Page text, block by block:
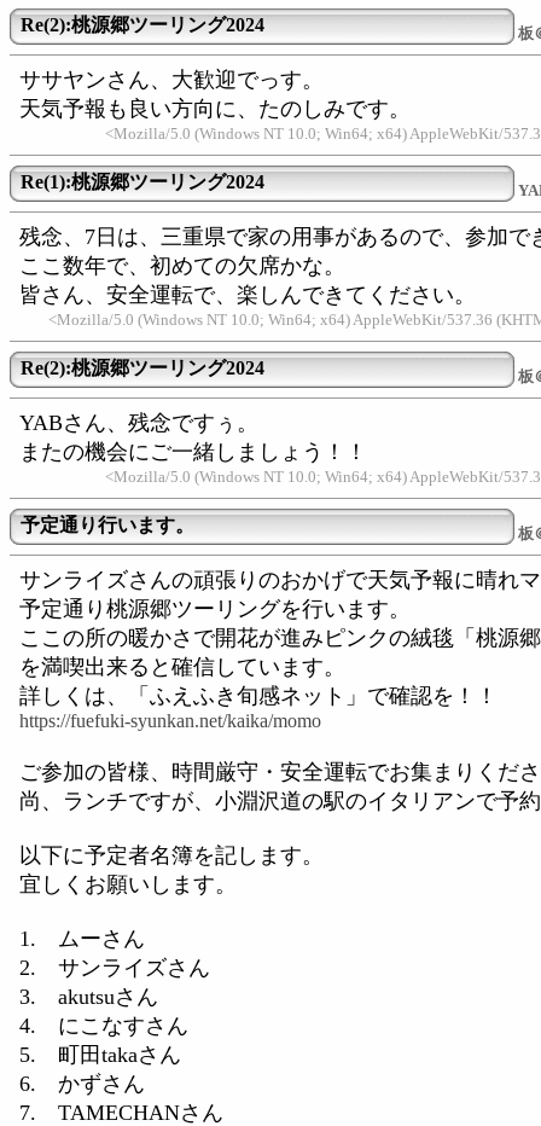
Re(2):桃源郷ツーリング2024 板
ササヤンさん、大歓迎でっす。
天気予報も良い方向に、たのしみです。
<Mozilla/5.0 (Windows NT 10.0; Win64; x64) AppleWebKit/
Re(1):桃源郷ツーリング2024
残念、7日は、三重県で家の用事があるので、参加で
ここ数年で、初めての欠席かな。
皆さん、安全運転で、楽しんできてください。
<Mozilla/5.0 (Windows NT 10.0; Win64; x64) AppleWebKit/537.36
Re(2):桃源郷ツーリング2024 板
YABさん、残念ですぅ。
またの機会にご一緒しましょう！！
<Mozilla/5.0 (Windows NT 10.0; Win64; x64) AppleWebKit/
予定通り行います。 板
サンライズさんの頑張りのおかげで天気予報に晴れ
予定通り桃源郷ツーリングを行います。
ここの所の暖かさで開花が進みピンクの絨毯「桃源
を満喫出来ると確信しています。
詳しくは、「ふえふき旬感ネット」で確認を！！
https://fuefuki-syunkan.net/kaika/momo
ご参加の皆様、時間厳守・安全運転でお集まりくだ
尚、ランチですが、小淵沢道の駅のイタリアンで予
以下に予定者名簿を記します。
宜しくお願いします。
1. ムーさん
2. サンライズさん
3. akutsuさん
4. にこなすさん
5. 町田takaさん
6. かずさん
7. TAMECHANさん